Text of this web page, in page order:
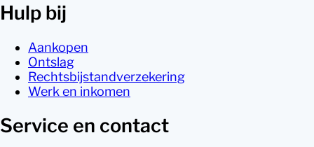
Hulp bij
Aankopen
Ontslag
Rechtsbijstandverzekering
Werk en inkomen
Service en contact